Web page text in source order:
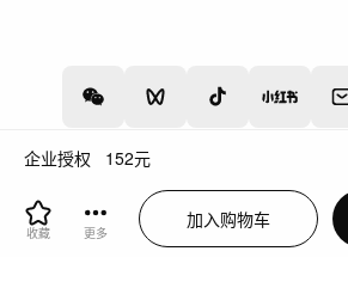
企业授权 152元
收藏 更多
加入购物车
增值电信业务经营许可证：川B2-20160192
川公网安备51019002000262
违法和